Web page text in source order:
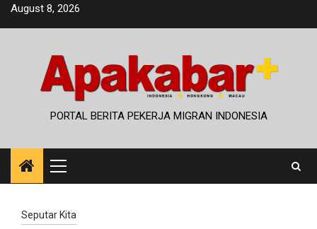
SkipAugust 8, 2026
PORTAL BERITA PEKERJA MIGRAN INDONESIA
Primary
Menu
Seputar Kita